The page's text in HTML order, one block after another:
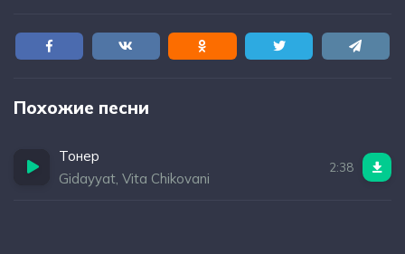
Похожие песни
Тонер
Gidayyat, Vita Chikovani
2:38